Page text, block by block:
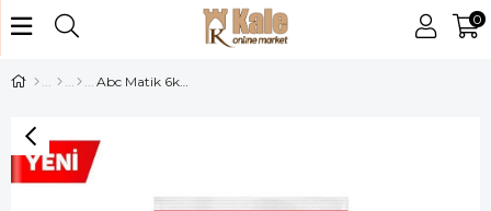
0
Abc Matik 6kg Beyazlar-Rankliler